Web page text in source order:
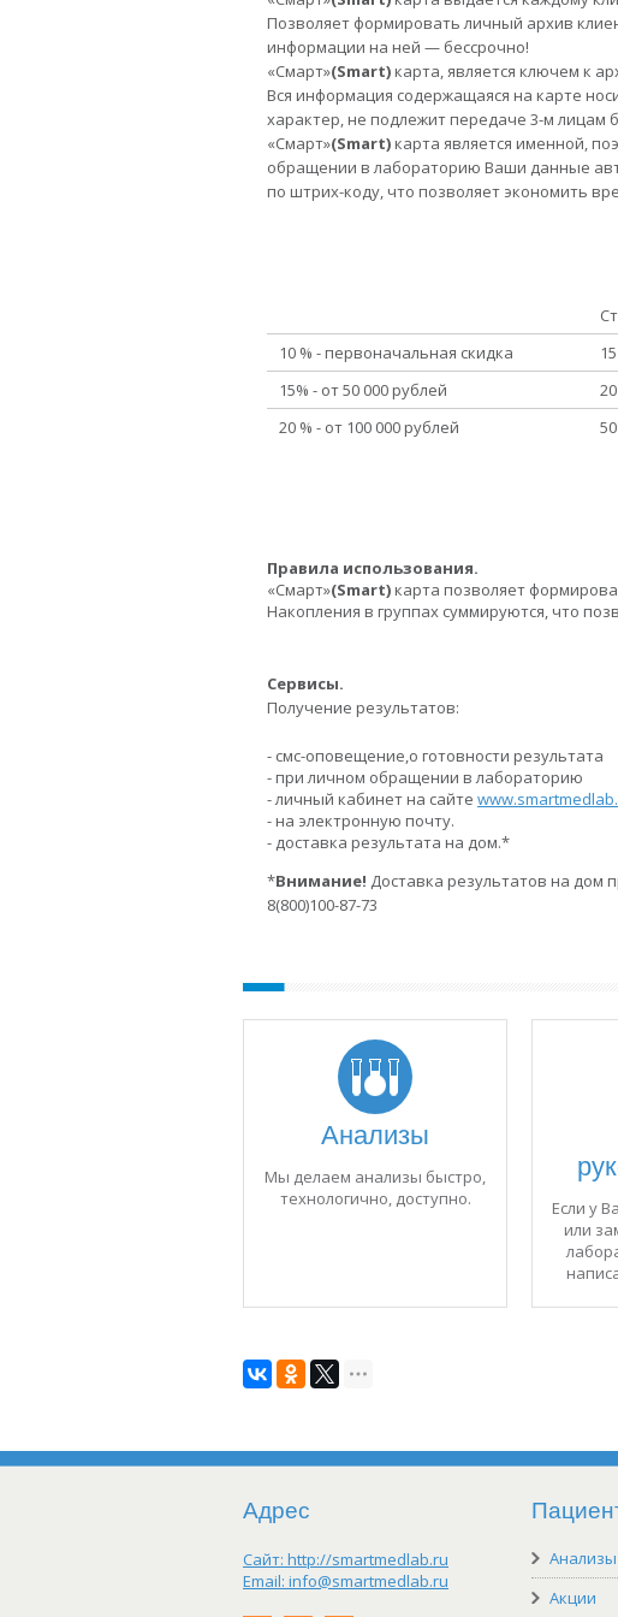
Позволяет формировать личный архив
информации на ней — бессрочно!
«Смарт»(Smart)карта, является ключем к
Вся информация содержащаяся на карте
характер, не подлежит передаче 3-м лицам
«Смарт»(Smart)карта является именной,
обращении в лабораторию Ваши данные
по штрих-коду, что позволяет экономить
10 % - первоначальная скидка
15% - от 50 000 рублей
20 % - от 100 000 рублей
Правила использования.
«Смарт»(Smart)карта позволяет
Накопления в группах суммируются, что
Сервисы.
Получение результатов:
- смс-оповещение,о готовности результата
- при личном обращении в лабораторию
- личный кабинет на сайте
- на электронную почту.
- доставка результата на дом.*
*Внимание! Доставка результатов на дом
8(800)100-87-73
Анализы
Мы делаем анализы быстро,
технологично, доступно.
Если у
или
Адрес
Сайт: http://smartmedlab.ru
Email: info@smartmedlab.ru
Анализы
Акции